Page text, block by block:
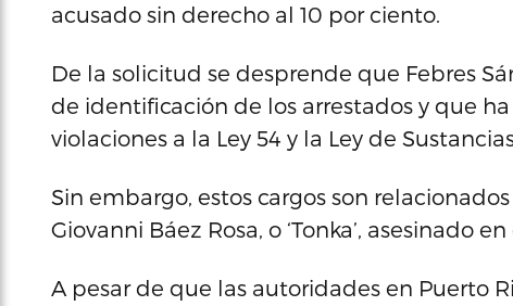
acusado sin derecho al 10 por ciento.
De la solicitud se desprende que Febres
de identificación de los arrestados y que
violaciones a la Ley 54 y la Ley de
Sin embargo, estos cargos son
Giovanni Báez Rosa, o ‘Tonka’, asesinado
A pesar de que las autoridades en Puerto